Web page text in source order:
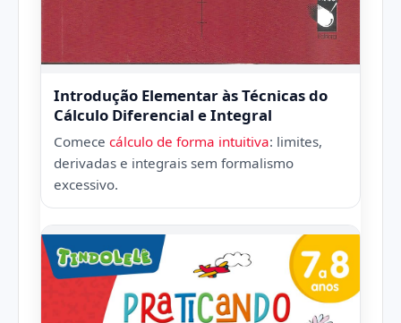
Introdução Elementar às Técnicas do
Cálculo Diferencial e Integral
Comece cálculo de forma intuitiva: limites,
derivadas e integrais sem formalismo
excessivo.